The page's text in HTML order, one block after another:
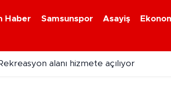
Haber Samsunspor Asayiş
alanı hizmete açılıyor